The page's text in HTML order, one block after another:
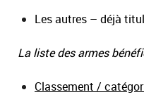
Les autres – déjà
La liste des armes
Classement /